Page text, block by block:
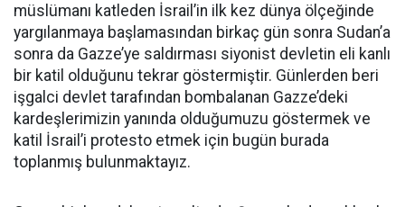
müslümanı katleden İsrail’in ilk kez dünya ölçeğinde
yargılanmaya başlamasından birkaç gün sonra Sudan’a
sonra da Gazze’ye saldırması siyonist devletin eli kanlı
bir katil olduğunu tekrar göstermiştir. Günlerden beri
işgalci devlet tarafından bombalanan Gazze’deki
kardeşlerimizin yanında olduğumuzu göstermek ve
katil İsrail’i protesto etmek için bugün burada
toplanmış bulunmaktayız.